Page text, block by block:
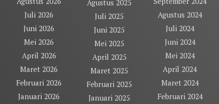
Juli 2026
Juni 2026
Mei 2026
April 2026
Maret 2026
Februari 2026
Januari 2026
Agustus 2025
Juli 2025
Juni 2025
Mei 2025
April 2025
Maret 2025
Februari 2025
Januari 2025
Agustus 2024
Juli 2024
Juni 2024
Mei 2024
April 2024
Maret 2024
Februari 2024